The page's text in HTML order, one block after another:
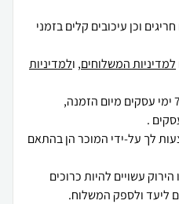
וכן עיכובים קלים בזמני
למדיניות המשלוחים, ולמדיניות
לך על-ידי המוכר הן בהתאם
עשויים להיות כרוכים
ליעד ולספק המשלוח.